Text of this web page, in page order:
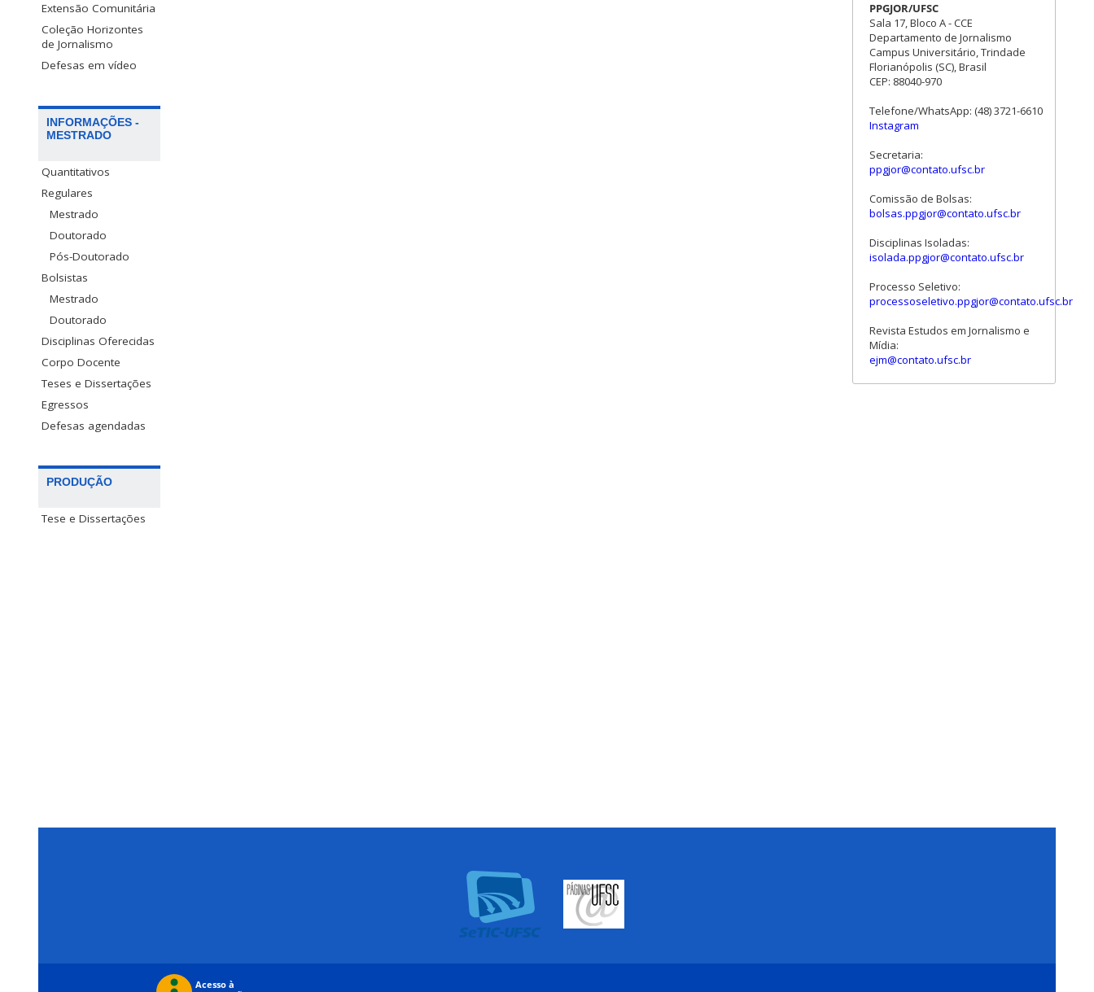
Extensão Comunitária
Coleção Horizontes
de Jornalismo
Defesas em vídeo
INFORMAÇÕES -
MESTRADO
Quantitativos
Regulares
Mestrado
Doutorado
Pós-Doutorado
Bolsistas
Mestrado
Doutorado
Disciplinas Oferecidas
Corpo Docente
Teses e Dissertações
Egressos
Defesas agendadas
PRODUÇÃO
Tese e Dissertações
PPGJOR/UFSC
Sala 17, Bloco A - CCE
Departamento de Jornalismo
Campus Universitário, Trindade
Florianópolis (SC), Brasil
CEP: 88040-970
Telefone/WhatsApp: (48) 3721-6610
Instagram
Secretaria:
ppgjor@contato.ufsc.br
Comissão de Bolsas:
bolsas.ppgjor@contato.ufsc.br
Disciplinas Isoladas:
isolada.ppgjor@contato.ufsc.br
Processo Seletivo:
processoseletivo.ppgjor@contato.ufsc.br
Revista Estudos em Jornalismo e
Mídia:
ejm@contato.ufsc.br